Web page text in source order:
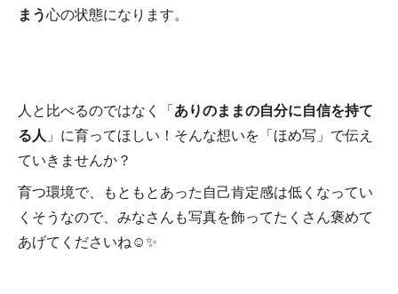
まう心の状態になります。
人と比べるのではなく「ありのままの自分に自信を持て
る人 」に育ってほしい！そんな想いを「ほめ写」で伝え
ていきませんか？
育つ環境で、もともとあった自己肯定感は低くなってい
くそうなので、みなさんも写真を飾ってたくさん褒めて
あげてくださいね☺✨